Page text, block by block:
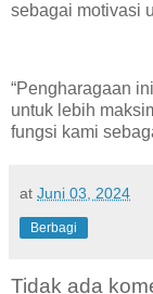
sebagai motivasi
“Pengharagaan
untuk lebih
fungsi kami
at Juni 03, 2024
Berbagi
Tidak ada